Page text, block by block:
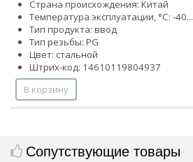
Страна происхождения: Китай
Температура эксплуатации, °С: -
Тип продукта: ввод
Тип резьбы: PG
Цвет: стальной
Штрих-код: 14610119804937
В корзину
Сопутствующие товары